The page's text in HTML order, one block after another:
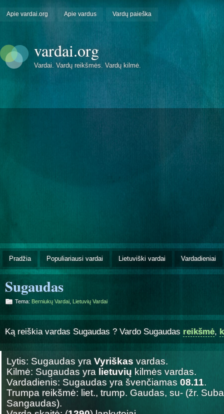
Apie vardai.org Apie vardus Vardų paieška
vardai.org
Vardai. Vardų reikšmės. Vardų kilmė.
Pradžia Populiariausi vardai Lietuviški vardai Vardadieniai
Sugaudas
Tema: Berniukų Vardai Lietuvių Vardai
Ką reiškia vardas Sugaudas ? Vardo Sugaudas reikšmė,
Lytis: Sugaudas yra Vyriškas vardas.
Kilmė: Sugaudas yra lietuvių kilmės vardas.
Vardadienis: Sugaudas yra švenčiamas 08.11.
Trumpa reikšmė: liet., trump. Gaudas, su- (žr.
Sangaudas).